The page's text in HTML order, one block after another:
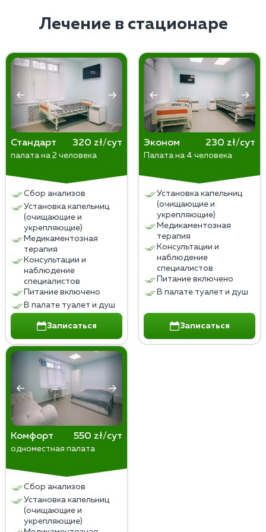
паникой, что в тяжелых случаях требует вызова
реанимации.
врачи рекомендуют начинать с 1 года, так как это
оптимальное время для формирования привычки
Лечение в стационаре
Стандарт 320 zł/сут
палата на 2 человека
Сбор анализов
Установка капельниц
(очищающие и
укрепляющие)
Медикаментозная
терапия
Консультации и
наблюдение
специалистов
Питание включено
В палате туалет и душ
Записаться
Эконом 230 zł/сут
Палата на 4 человека
Установка капельниц
(очищающие и
укрепляющие)
Медикаментозная
терапия
Консультации и
наблюдение
специалистов
Питание включено
В палате туалет и душ
Записаться
Комфорт 550 zł/сут
одноместная палата
Сбор анализов
Установка капельниц
(очищающие и
укрепляющие)